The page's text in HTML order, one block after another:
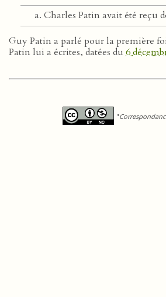
Charles Patin avait été reçu
Guy Patin a parlé pour la première
Patin lui a écrites, datées du 6
"